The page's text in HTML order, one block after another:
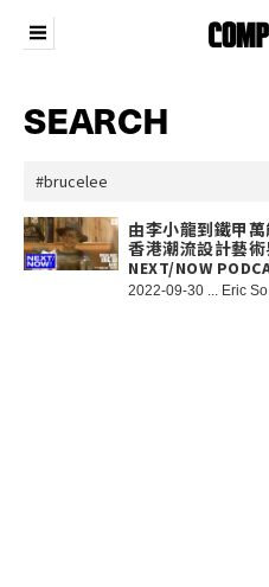
SEARCH
由李小龍到鐵甲
香港潮流設計藝
NEXT/NOW